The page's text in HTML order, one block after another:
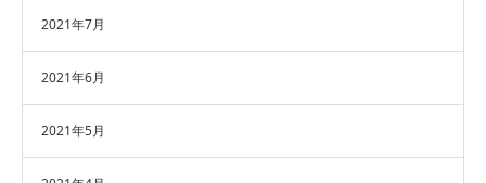
2021年7月
2021年6月
2021年5月